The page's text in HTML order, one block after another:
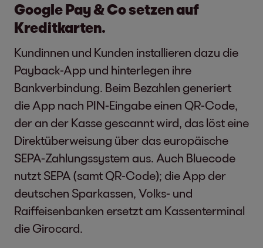
Google Pay & Co setzen auf
Kreditkarten.
Kundinnen und Kunden installieren dazu die
Payback-App und hinterlegen ihre
Bankverbindung. Beim Bezahlen generiert
die App nach PIN-Eingabe einen QR-Code,
der an der Kasse gescannt wird, das löst eine
Direktüberweisung über das europäische
SEPA-Zahlungssystem aus. Auch Bluecode
nutzt SEPA (samt QR-Code); die App der
deutschen Sparkassen, Volks- und
Raiffeisenbanken ersetzt am Kassenterminal
die Girocard.